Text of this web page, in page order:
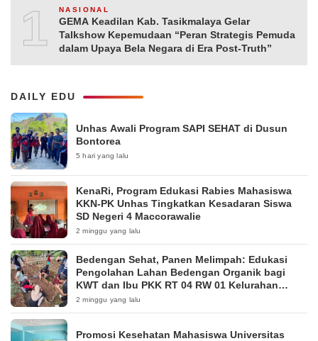
10NASIONAL
GEMA Keadilan Kab. Tasikmalaya Gelar
Talkshow Kepemudaan “Peran Strategis Pemuda
dalam Upaya Bela Negara di Era Post-Truth”
DAILY EDU
Unhas Awali Program SAPI SEHAT di Dusun
Bontorea
5 hari yang lalu
KenaRi, Program Edukasi Rabies Mahasiswa
KKN-PK Unhas Tingkatkan Kesadaran Siswa
SD Negeri 4 Maccorawalie
2 minggu yang lalu
Bedengan Sehat, Panen Melimpah: Edukasi
Pengolahan Lahan Bedengan Organik bagi
KWT dan Ibu PKK RT 04 RW 01 Kelurahan
Pakintelan
2 minggu yang lalu
Promosi Kesehatan Mahasiswa Universitas